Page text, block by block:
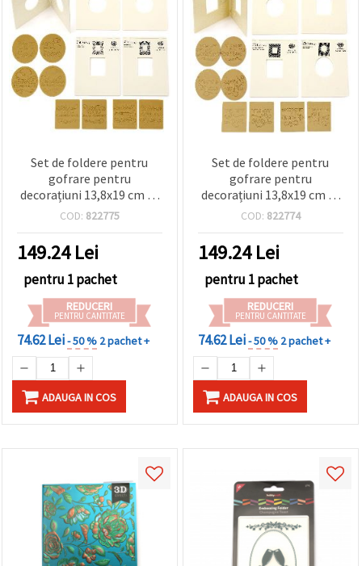
Set de foldere pentru
gofrare pentru
decorațiuni 13,8x19 cm -4
modele cu 12 inscripții
COD: 822775
149.24Lei
pentru 1 pachet
REDUCERI
PENTRU CANTITATE
74.62 Lei- 50 % 2 pachet +
ADAUGA IN COS
Set de foldere pentru
gofrare pentru
decorațiuni 13,8x19 cm -4
modele cu 12 inscripții
COD: 822774
149.24Lei
pentru 1 pachet
REDUCERI
PENTRU CANTITATE
74.62 Lei- 50 % 2 pachet +
ADAUGA IN COS